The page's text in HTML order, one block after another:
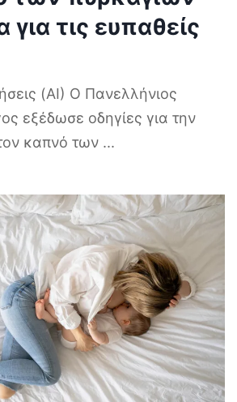
για τις ευπαθείς
(AI) Ο Πανελλήνιος
εξέδωσε οδηγίες για την
καπνό των ...